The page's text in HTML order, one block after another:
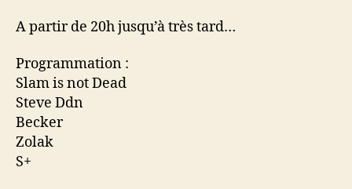
A partir de 20h jusqu’à très tard…
Programmation :
Slam is not Dead
Steve Ddn
Becker
Zolak
S+